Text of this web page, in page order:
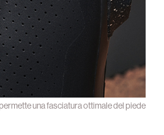
una fasciatura ottimale del piede